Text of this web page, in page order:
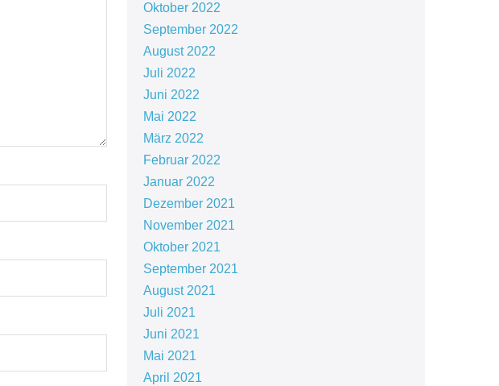
Oktober 2022
September 2022
August 2022
Juli 2022
Juni 2022
Mai 2022
März 2022
Februar 2022
Januar 2022
Dezember 2021
November 2021
Oktober 2021
September 2021
August 2021
Juli 2021
Juni 2021
Mai 2021
April 2021